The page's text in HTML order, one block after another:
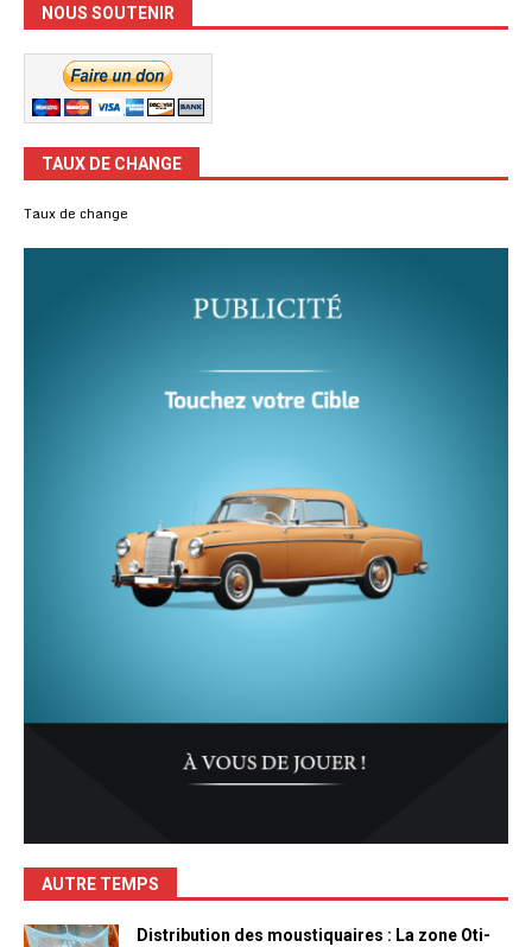
NOUS SOUTENIR
TAUX DE CHANGE
Taux de change
AUTRE TEMPS
Distribution des moustiquaires : La zone Oti-